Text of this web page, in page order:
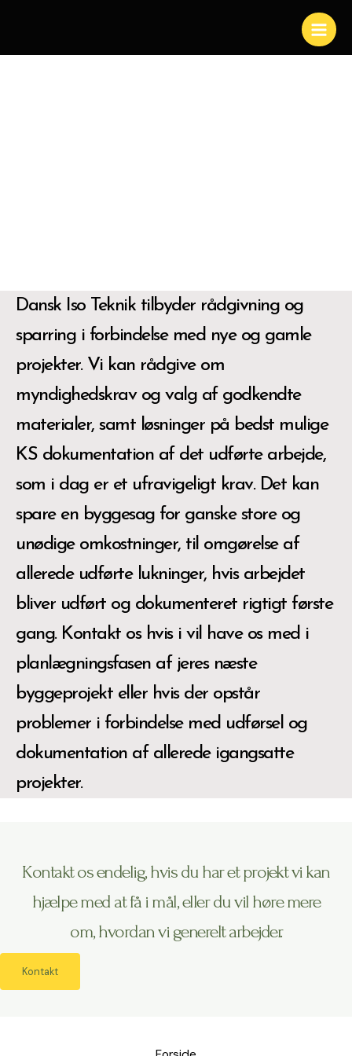
Main
Dansk Iso Teknik tilbyder rådgivning og
sparring i forbindelse med nye og gamle
projekter. Vi kan rådgive om
myndighedskrav og valg af godkendte
materialer, samt løsninger på bedst mulige
KS dokumentation af det udførte arbejde,
som i dag er et ufravigeligt krav. Det kan
spare en byggesag for ganske store og
unødige omkostninger, til omgørelse af
allerede udførte lukninger, hvis arbejdet
bliver udført og dokumenteret rigtigt første
gang. Kontakt os hvis i vil have os med i
planlægningsfasen af jeres næste
byggeprojekt eller hvis der opstår
problemer i forbindelse med udførsel og
dokumentation af allerede igangsatte
projekter.
Kontakt os endelig, hvis du har et projekt vi kan
hjælpe med at få i mål, eller du vil høre mere
om, hvordan vi generelt arbejder.
Kontakt